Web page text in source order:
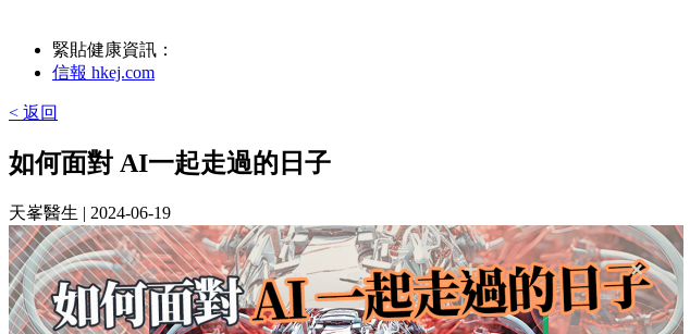
緊貼健康資訊：
信報 hkej.com
< 返回
如何面對 AI一起走過的日子
天峯醫生 | 2024-06-19